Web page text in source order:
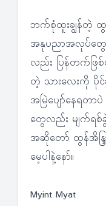
ဘက်စုံထူးချွန်တဲ့ ထွ
အနုပညာအလုပ်တွေ
လည်း ပြန်တက်ဖြစ်န
တဲ့ သားလေးကို ပို
အမြဲပျော်နေရတာ
တွေလည်း မျက်ရ
အဆိုတော် ထွန်အိန္ဒြ
မေ့ပါနဲ့နော်။
Myint Myat